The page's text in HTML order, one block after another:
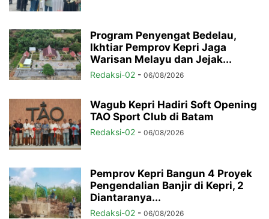
Program Penyengat Bedelau,
Ikhtiar Pemprov Kepri Jaga
Warisan Melayu dan Jejak...
Redaksi-02 - 06/08/2026
Wagub Kepri Hadiri Soft Opening
TAO Sport Club di Batam
Redaksi-02 - 06/08/2026
Pemprov Kepri Bangun 4 Proyek
Pengendalian Banjir di Kepri, 2
Diantaranya...
Redaksi-02 - 06/08/2026